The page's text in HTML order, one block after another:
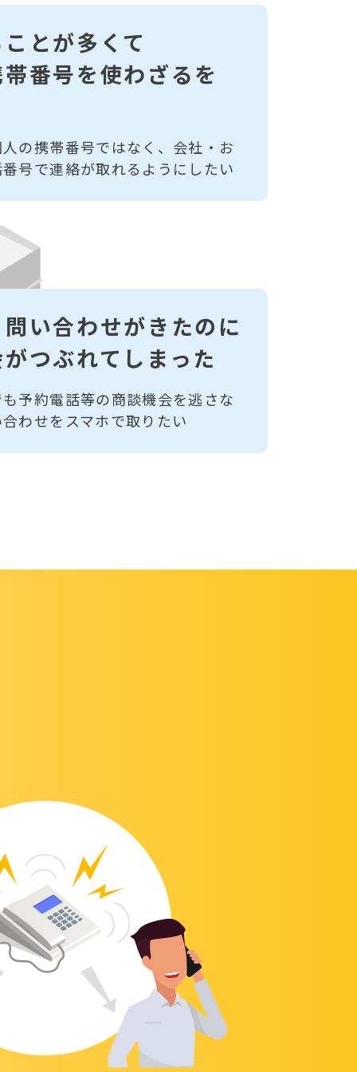
とが多くて
番号を使わざるを
の携帯番号ではなく、会社・お
号で連絡が取れるようにしたい
い合わせがきたのに
つぶれてしまった
予約電話等の商談機会を逃さな
わせをスマホで取りたい